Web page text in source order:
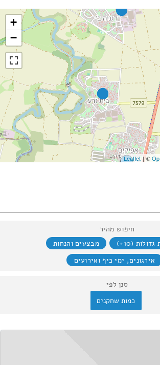
+
−
Leaflet| ©
חיפוש מהיר
(10+)
מבצעים והנחות
אירגונים, ימי כיף ואירועים
סנן לפי
כמות שחקנים